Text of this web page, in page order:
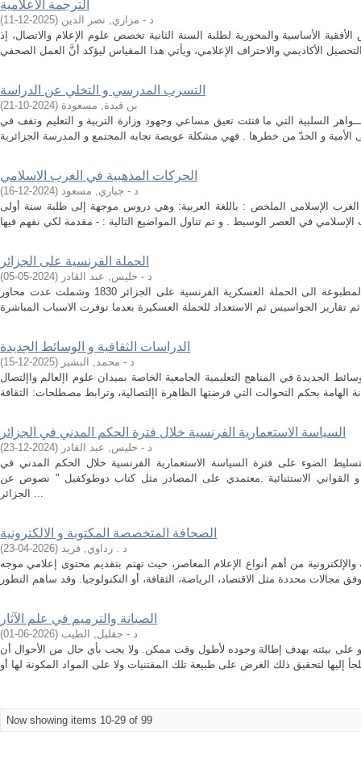
الترجمة الاعلامية
د - مزاري, نصر الدين (
2025-12-11
)
الأساسية والمحورية لطلبة السنة الثانية تخصص علوم الإعلام والاتصال، إذ
التسرب المدرسي و التخلي عن الدراسة
بن قيدة, مسعودة (
2024-10-21
)
السلبية التي ما فتئت تعيق مساعي وجهود وزارة التربية و التعليم وتقف في
الحركات المذهبية في الغرب الاسلامي
د - جباري, مسعود (
2024-12-16
)
الإسلامي الملخص : باللغة العربية: وهي دروس موجهة إلى طلبة سنة أولى
الحملة الفرنسية على الجزائر
د - حليس, عبد القادر (
2024-05-05
)
الملخص: ترجمة الى الانجليزية: تطرقت المطبوعة الى الحملة العسكرية الفرنسية على الجزائر 1830 وشملت عدت محاور
الدراسات الثقافية و الوسائط الجديدة
د - محمد, البشير (
2025-12-15
)
الجديدة في المناهج التعليمية الجامعية الخاصة بميدان علوم اإلعالم واإلتصال
السياسة الاستعمارية الفرنسية خلال فترة الحكم المدني في الجزائر
د - حليس, عبد القادر (
2024-12-23
)
الضوء على فترة السياسة الاستعمارية الفرنسية خلال الحكم المدني في
و القواني الاستثنائية .معتمدي على المصادر مثل كتاب دوطوكفيل " نصوص عن
الجزائر ...
الصحافة المتخصصة المكتوبة و الالكترونية
د . رداوي, فريد (
2026-04-23
)
من أهم أنواع الإعلام المعاصر، حيث تهتم بتقديم محتوى إعلامي موجه
الصيانة والترميم في علم الآثار
د - جقليل, الطيب (
2026-06-01
)
على بيئته بهدف إطالة وجوده لأطول وقت ممكن. ولا يجب بأي حال من الأحوال أن
Now showing items 10-29 of 99